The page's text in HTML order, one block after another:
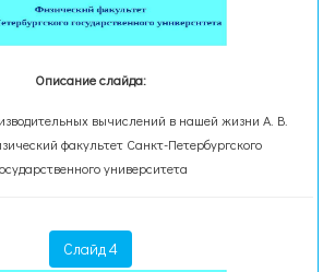
Описание слайда:
вычислений в нашей жизни А. В.
факультет Санкт-Петербургского
университета
Слайд 4